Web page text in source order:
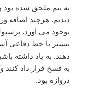
به تیم ملحق شده بود
دیدیم. هرچند اضافه
بیشتر با خط دفاعی
دهند. به یاد داشته
به فسخ قرار داد کنند
دروازه بود.